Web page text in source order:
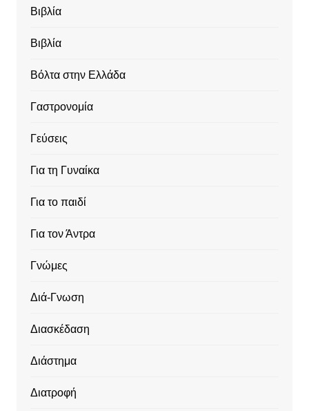
Βιβλία
Βιβλία
Βόλτα στην Ελλάδα
Γαστρονομία
Γεύσεις
Για τη Γυναίκα
Για το παιδί
Για τον Άντρα
Γνώμες
Διά-Γνωση
Διασκέδαση
Διάστημα
Διατροφή